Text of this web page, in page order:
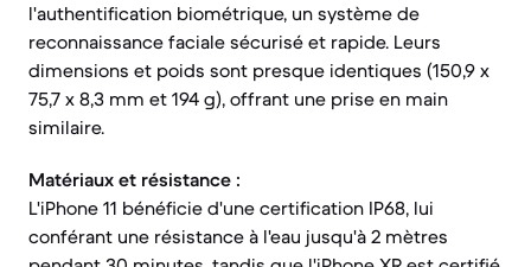
l'authentification biométrique, un système de
reconnaissance faciale sécurisé et rapide. Leurs
dimensions et poids sont presque identiques (150,9 x
75,7 x 8,3 mm et 194 g), offrant une prise en main
similaire.
Matériaux et résistance :
L'iPhone 11 bénéficie d'une certification IP68, lui
conférant une résistance à l'eau jusqu'à 2 mètres